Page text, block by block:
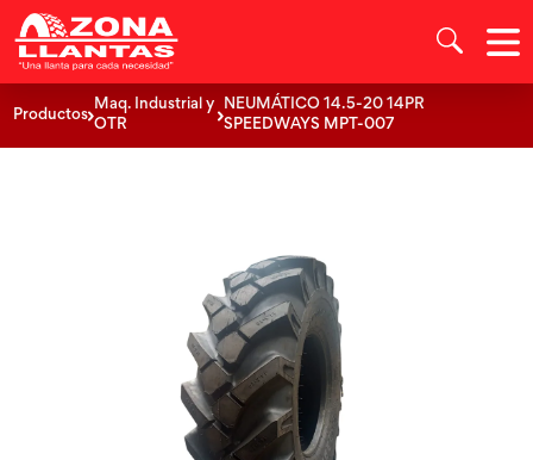
Productos
Maq. Industrial y
OTR
NEUMÁTICO 14.5-20 14PR
SPEEDWAYS MPT-007